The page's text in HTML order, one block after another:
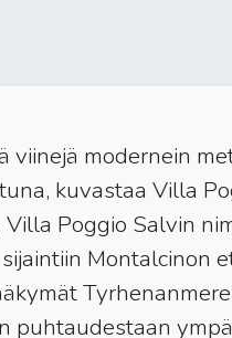
viinejä modernein
kuvastaa Villa
Villa Poggio Salvin
Montalcinon
puhtaudestaan